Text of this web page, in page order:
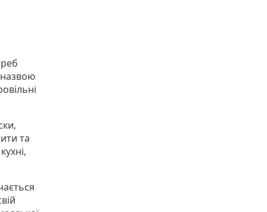
назвою
та